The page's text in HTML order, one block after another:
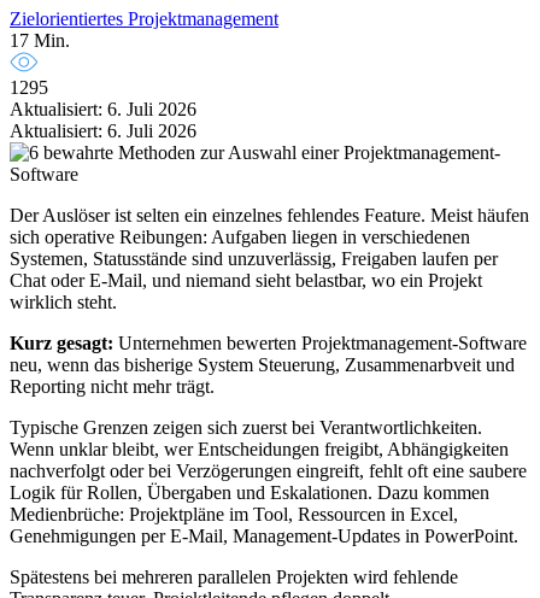
Zielorientiertes Projektmanagement
17 Min.
1295
Aktualisiert: 6. Juli 2026
Aktualisiert: 6. Juli 2026
Der Auslöser ist selten ein einzelnes fehlendes Feature. Meist häufen
sich operative Reibungen: Aufgaben liegen in verschiedenen
Systemen, Statusstände sind unzuverlässig, Freigaben laufen per
Chat oder E-Mail, und niemand sieht belastbar, wo ein Projekt
wirklich steht.
Kurz gesagt: Unternehmen bewerten Projektmanagement-Software
neu, wenn das bisherige System Steuerung, Zusammenarbveit und
Reporting nicht mehr trägt.
Typische Grenzen zeigen sich zuerst bei Verantwortlichkeiten.
Wenn unklar bleibt, wer Entscheidungen freigibt, Abhängigkeiten
nachverfolgt oder bei Verzögerungen eingreift, fehlt oft eine saubere
Logik für Rollen, Übergaben und Eskalationen. Dazu kommen
Medienbrüche: Projektpläne im Tool, Ressourcen in Excel,
Genehmigungen per E-Mail, Management-Updates in PowerPoint.
Spätestens bei mehreren parallelen Projekten wird fehlende